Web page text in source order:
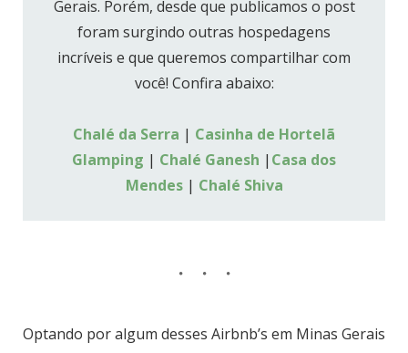
Gerais. Porém, desde que publicamos o post
foram surgindo outras hospedagens
incríveis e que queremos compartilhar com
você! Confira abaixo:
Chalé da Serra | Casinha de Hortelã
Glamping | Chalé Ganesh | Casa dos
Mendes| Chalé Shiva
Optando por algum desses Airbnb’s em Minas Gerais